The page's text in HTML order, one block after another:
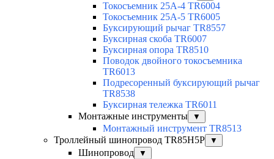
Токосъемник 25А-4 TR6004
Токосъемник 25А-5 TR6005
Буксирующий рычаг TR8557
Буксирная скоба TR6007
Буксирная опора TR8510
Поводок двойного токосъемника
TR6013
Подресоренный буксирующий рычаг
TR8538
Буксирная тележка TR6011
Монтажные инструменты
▼
Монтажный инструмент TR8513
Троллейный шинопровод TR85H5P
▼
Шинопровод ▼